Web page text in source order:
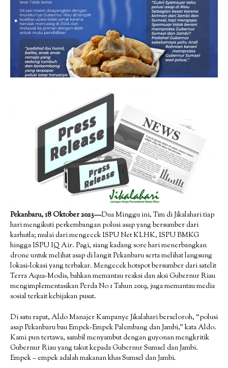
Pekanbaru, 18 Oktober 2023—Dua Minggu ini, Tim di Jikalahari tiap
hari mengikuti perkembangan polusi asap yang bersumber dari
karhutla; mulai dari mengecek ISPU Net KLHK, ISPU BMKG
hingga ISPU IQ Air. Pagi, siang kadang sore hari menerbangkan
drone untuk melihat asap di langit Pekanbaru serta melihat langsung
lokasi-lokasi yang terbakar. Mengecek hotspot bersumber dari satelit
Terra Aqua-Modis, bahkan memantau reaksi dan aksi Gubernur Riau
mengimplementasikan Perda No 1 Tahun 2019, juga memantau media
sosial terkait kebijakan pusat.
Di satu rapat, Aldo Manajer Kampanye Jikalahari berseloroh, “polusi
asap Pekanbaru bau Empek-Empek Palembang dan Jambi,” kata Aldo.
Kami pun tertawa, sambil menyambut dengan guyonan mengkritik
Gubernur Riau yang takut kepada Gubernur Sumsel dan Jambi.
Empek – empek adalah makanan khas Sumsel dan Jambi.